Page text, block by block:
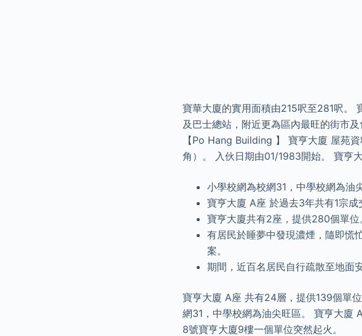
寶華大廈的實用面積由215呎至281呎。
及巴士總站，附近更為區內最旺的街市
【Po Hang Building 】 寶亨大廈 屋苑
角）。 入伙日期由01/1983開始。 寶亨
小學校網為校網31，中學校網為油
寶亨大廈 A座 於過去3年共有1宗成
寶亨大廈共有2座，提供280個單位
有居民於睡夢中發現濃煙，隨即慌
案。
期間，近百名居民自行疏散至地面
寶亨大廈 A座 共有24層，提供139個單
網31，中學校網為油尖旺區。 寶亨大廈
8號寶亨大廈9樓一個單位突然起火。